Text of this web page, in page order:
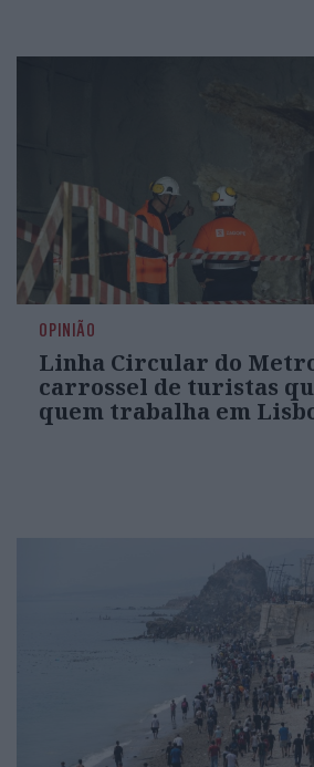
OPINIÃO
Linha Circular do
carrossel de turistas
quem trabalha em